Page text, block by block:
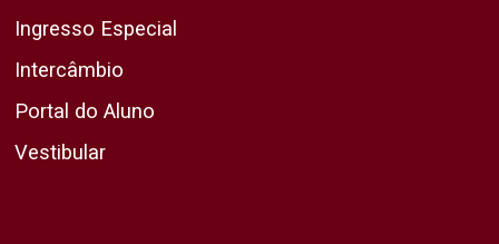
Ingresso Especial
Intercâmbio
Portal do Aluno
Vestibular